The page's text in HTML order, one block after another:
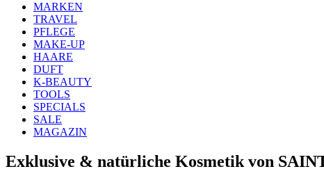
MARKEN
TRAVEL
PFLEGE
MAKE-UP
HAARE
DUFT
K-BEAUTY
TOOLS
SPECIALS
SALE
MAGAZIN
Exklusive & natürliche Kosmetik von